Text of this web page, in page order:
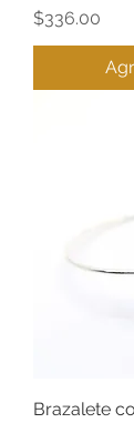
Precio
$336.00
Brazalete